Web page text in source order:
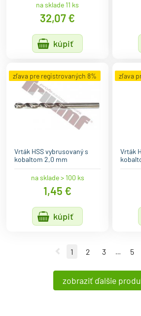
na sklade 11 ks
32,07 €
kúpiť
zľava pre registrovaných 8%
Vrták HSS vybrusovaný s
kobaltom 2,0 mm
na sklade > 100 ks
1,45 €
kúpiť
zľava
Vrták
Predchádzajúca strana
1 2 3 … 5
zobraziť ďalšie